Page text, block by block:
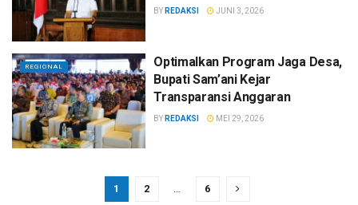
BY REDAKSI JUNI 3, 2026
REGIONAL
Optimalkan Program Jaga Desa,
Bupati Sam’ani Kejar
Transparansi Anggaran
BY REDAKSI MEI 29, 2026
1 2 … 6